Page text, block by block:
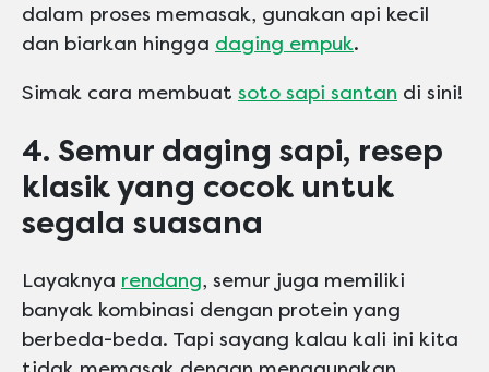
dalam proses memasak, gunakan api kecil
dan biarkan hingga daging empuk.
Simak cara membuat soto sapi santan di sini!
4. Semur daging sapi, resep
klasik yang cocok untuk
segala suasana
Layaknya rendang, semur juga memiliki
banyak kombinasi dengan protein yang
berbeda-beda. Tapi sayang kalau kali ini kita